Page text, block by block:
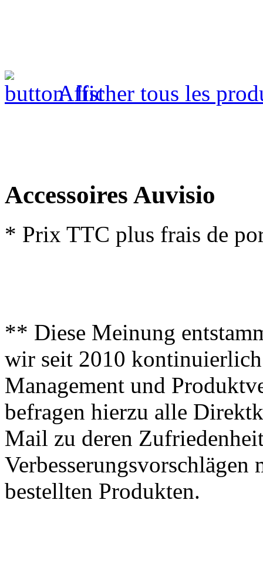
Afficher tous les
Accessoires Auvisio
* Prix TTC plus frais de
** Diese Meinung
wir seit 2010
Management und
befragen hierzu alle
Mail zu deren
bestellten Produkten.